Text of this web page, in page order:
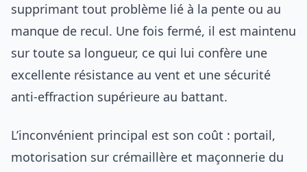
supprimant tout problème lié à la pente ou au
manque de recul. Une fois fermé, il est maintenu
sur toute sa longueur, ce qui lui confère une
excellente résistance au vent et une sécurité
anti-effraction supérieure au battant.
L’inconvénient principal est son coût : portail,
motorisation sur crémaillère et maçonnerie du